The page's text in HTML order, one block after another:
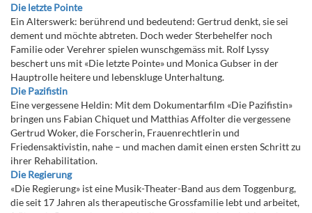
Die letzte Pointe
Ein Alterswerk: berührend und bedeutend: Gertrud denkt, sie sei
dement und möchte abtreten. Doch weder Sterbehelfer noch
Familie oder Verehrer spielen wunschgemäss mit. Rolf Lyssy
beschert uns mit «Die letzte Pointe» und Monica Gubser in der
Hauptrolle heitere und lebenskluge Unterhaltung.
Die Pazifistin
Eine vergessene Heldin: Mit dem Dokumentarfilm «Die Pazifistin»
bringen uns Fabian Chiquet und Matthias Affolter die vergessene
Gertrud Woker, die Forscherin, Frauenrechtlerin und
Friedensaktivistin, nahe – und machen damit einen ersten Schritt zu
ihrer Rehabilitation.
Die Regierung
«Die Regierung» ist eine Musik-Theater-Band aus dem Toggenburg,
die seit 17 Jahren als therapeutische Grossfamilie lebt und arbeitet,